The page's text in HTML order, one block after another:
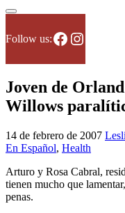
Follow us:Facebook
Joven de
Willows
14 de febrero de 2007
En Español, Health
Arturo y Rosa Cabral,
tienen mucho que
penas.